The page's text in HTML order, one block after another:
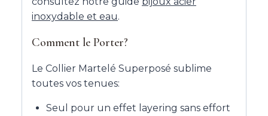
inoxydable et eau.
Comment le Porter?
Le Collier Martelé Superposé sublime
toutes vos tenues:
Seul pour un effet layering sans effort